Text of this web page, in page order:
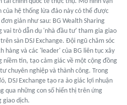
của hệ thống lừa đảo này có thể được
đơn giản như sau: BG Wealth Sharing
vai trò dẫn dụ 'nhà đầu tư' tham gia giao
sàn DSJ Exchange. Đội ngũ chăm sóc
hàng và các 'leader' của BG liên tục xây
niềm tin, tạo cảm giác về một cộng đồng
chuyên nghiệp và thành công. Trong
DSJ Exchange tạo ra ảo giác lợi nhuận
qua những con số hiển thị trên ứng
giao dịch.